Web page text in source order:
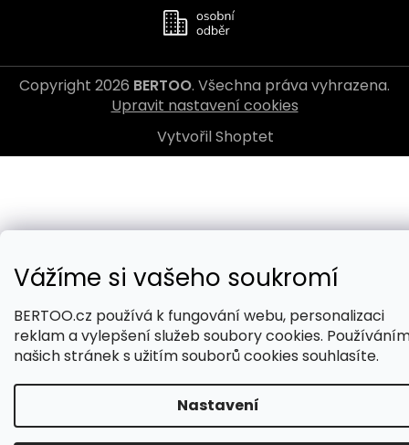
Vážíme si vašeho soukromí
BERTOO.cz používá k fungování webu, personalizaci
reklam a vylepšení služeb soubory cookies.
našich stránek s užitím souborů cookies souhlasíte.
Nastavení
Vytvořil Shoptet
Copyright 2026 BERTOO. Všechna práva vyhrazena.
Upravit nastavení cookies